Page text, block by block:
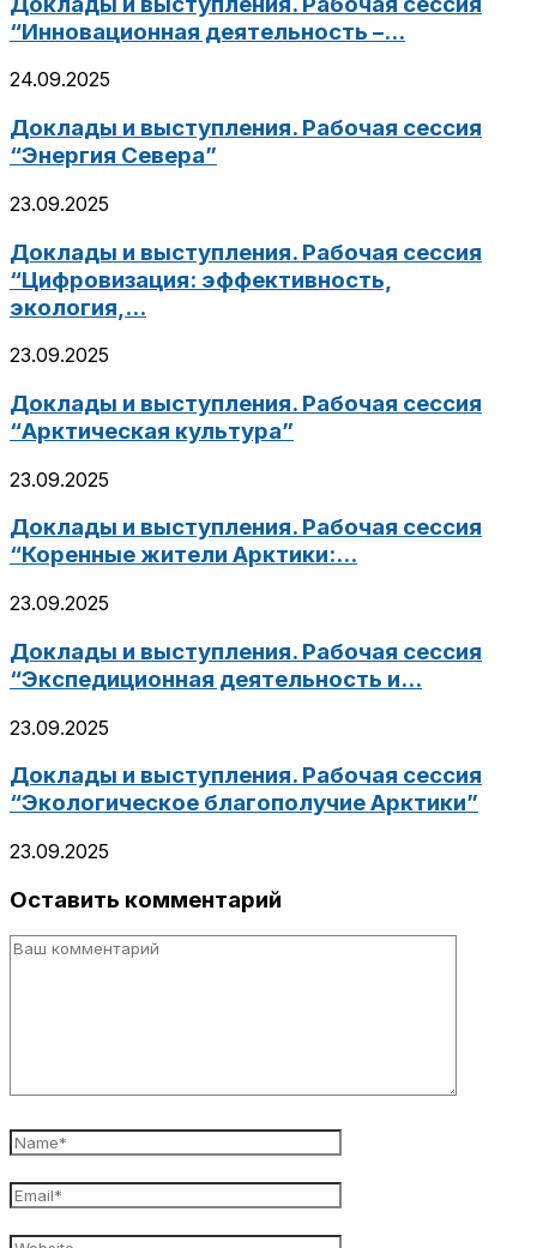
“Инновационная деятельность –...
24.09.2025
Доклады и выступления. Рабочая сессия
“Энергия Севера”
23.09.2025
Доклады и выступления. Рабочая сессия
“Цифровизация: эффективность,
экология,...
23.09.2025
Доклады и выступления. Рабочая сессия
“Арктическая культура”
23.09.2025
Доклады и выступления. Рабочая сессия
“Коренные жители Арктики:...
23.09.2025
Доклады и выступления. Рабочая сессия
“Экспедиционная деятельность и...
23.09.2025
Доклады и выступления. Рабочая сессия
“Экологическое благополучие Арктики”
23.09.2025
Оставить комментарий